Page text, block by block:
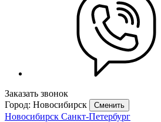
Заказать звонок
Город: Новосибирск
Сменить
Новосибирск Санкт-Петербург